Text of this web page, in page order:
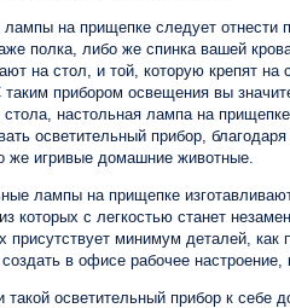
на прищепке следует
полка, либо же спинка вашей
на стол, и той, которую крепят
прибором освещения вы
настольная лампа на
осветительный прибор,
же игривые домашние животные.
лампы на прищепке
которых с легкостью станет
присутствует минимум деталей,
в офисе рабочее
такой осветительный прибор к